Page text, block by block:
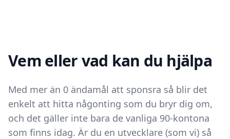
Vem eller vad kan du hjälpa
Med mer än 0 ändamål att sponsra så blir det
enkelt att hitta någonting som du bryr dig om,
och det gäller inte bara de vanliga 90-kontona
som finns idag. Är du en utvecklare (som vi) så